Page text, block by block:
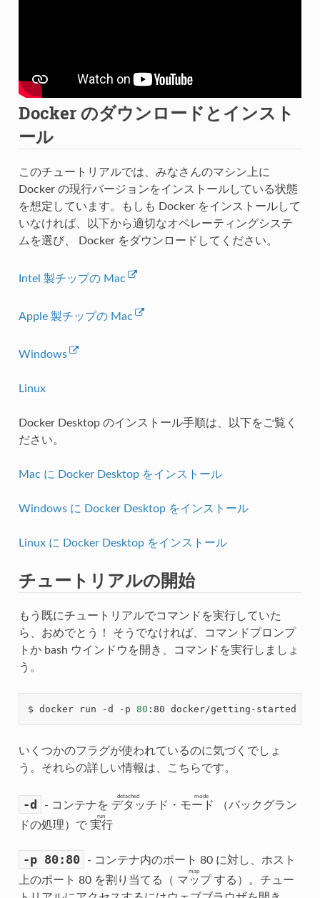
Docker のダウンロードとインスト
ール
このチュートリアルでは、みなさんのマシン上に
Docker の現行バージョンをインストールしている状態
を想定しています。もしも Docker をインストールして
いなければ、以下から適切なオペレーティングシステ
ムを選び、 Docker をダウンロードしてください。
Intel 製チップの Mac
Apple 製チップの Mac
Windows
Linux
Docker Desktop のインストール手順は、以下をご覧く
ださい。
Mac に Docker Desktop をインストール
Windows に Docker Desktop をインストール
Linux に Docker Desktop をインストール
チュートリアルの開始
もう既にチュートリアルでコマンドを実行していた
ら、おめでとう！ そうでなければ、コマンドプロンプ
トか bash ウインドウを開き、コマンドを実行しましょ
う。
$ docker run -d -p 80
いくつかのフラグが使われているのに気づくでしょ
う。それらの詳しい情報は、こちらです。
-d - コンテナを デタッチド・モード
detached mode
（バックグラン
ドの処理）で 実行
run
-p 80:80
- コンテナ内のポート 80 に対し、ホスト
上のポート 80 を割り当てる（ マップ
map
する）。チュー